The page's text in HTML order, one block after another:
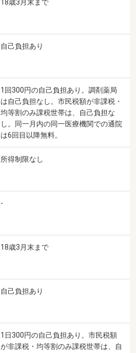
18歳3月末まで
自己負担あり
1回300円の自己負担あり。調剤薬局
は自己負担なし。市民税額が非課税・
均等割のみ課税世帯は、自己負担な
し。同一月内の同一医療機関での通院
は6回目以降無料。
所得制限なし
-
18歳3月末まで
自己負担あり
1日300円の自己負担あり。市民税額
が非課税・均等割のみ課税世帯は、自